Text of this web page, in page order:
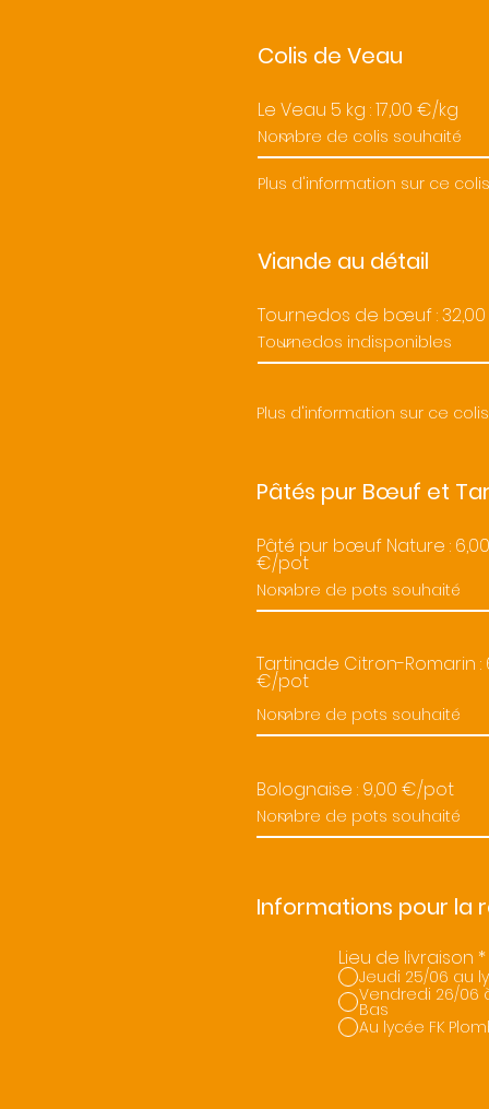
Colis de Veau
Le Veau 5 kg : 17,00 €/kg
Plus d'information sur ce colis
Viande au détail
Tournedos de bœuf :
Plus d'information sur ce colis
Pâtés pur Bœuf et
Pâté pur bœuf Nature : 6,00
€/pot
Tartinade Citron-Romarin :
€/pot
Bolognaise : 9,00 €/pot
Informations pour la
Lieu de livraison *
Jeudi 25/06 au
Vendredi 26/06
Bas
Au lycée FK